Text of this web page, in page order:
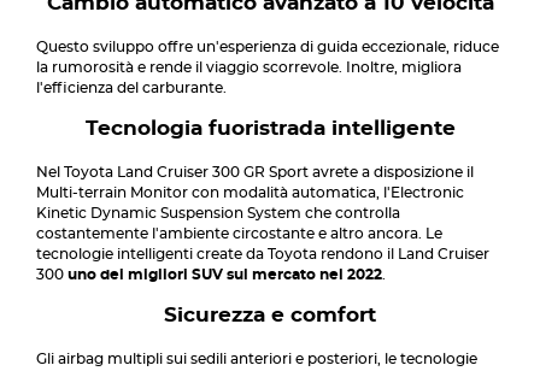
Questo sviluppo offre un'esperienza di guida eccezionale, riduce
la rumorosità e rende il viaggio scorrevole. Inoltre, migliora
l'efficienza del carburante.
Tecnologia fuoristrada intelligente
Nel Toyota Land Cruiser 300 GR Sport avrete a disposizione il
Multi-terrain Monitor con modalità automatica, l'Electronic
Kinetic Dynamic Suspension System che controlla
costantemente l'ambiente circostante e altro ancora. Le
tecnologie intelligenti create da Toyota rendono il Land Cruiser
300 uno dei migliori SUV sul mercato nel 2022
Sicurezza e comfort
Gli airbag multipli sui sedili anteriori e posteriori, le tecnologie